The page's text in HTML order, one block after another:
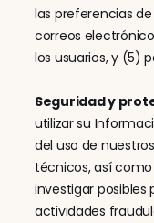
las preferencias
correos
los usuarios, y (5)
Seguridad y
utilizar su
del uso de
técnicos, así
investigar posibles
actividades